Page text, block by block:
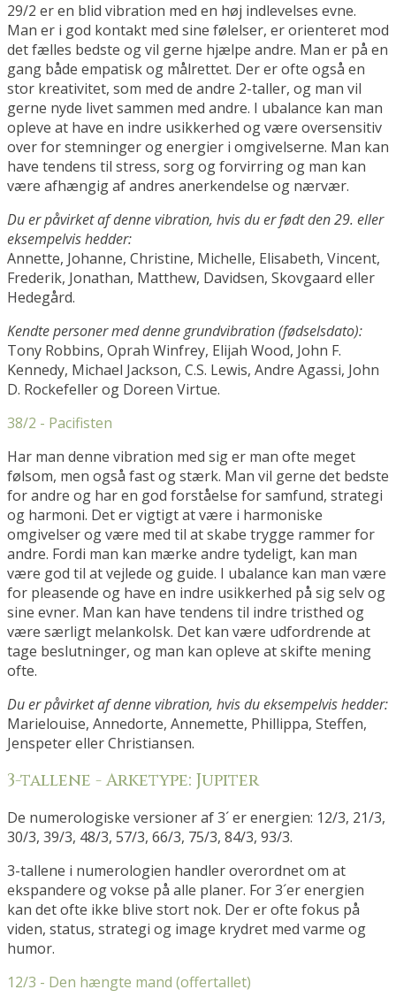
29/2 er en blid vibration med en høj indlevelses evne.
Man er i god kontakt med sine følelser, er orienteret mod
det fælles bedste og vil gerne hjælpe andre. Man er på en
gang både empatisk og målrettet. Der er ofte også en
stor kreativitet, som med de andre 2-taller, og man vil
gerne nyde livet sammen med andre. I ubalance kan man
opleve at have en indre usikkerhed og være oversensitiv
over for stemninger og energier i omgivelserne. Man kan
have tendens til stress, sorg og forvirring og man kan
være afhængig af andres anerkendelse og nærvær.
Du er påvirket af denne vibration, hvis du er født den 29. eller
eksempelvis hedder:
Annette, Johanne, Christine, Michelle, Elisabeth, Vincent,
Frederik, Jonathan, Matthew, Davidsen, Skovgaard eller
Hedegård.
Kendte personer med denne grundvibration (fødselsdato):
Tony Robbins, Oprah Winfrey, Elijah Wood, John F.
Kennedy, Michael Jackson, C.S. Lewis, Andre Agassi, John
D. Rockefeller og Doreen Virtue.
38/2 - Pacifisten
Har man denne vibration med sig er man ofte meget
følsom, men også fast og stærk. Man vil gerne det bedste
for andre og har en god forståelse for samfund, strategi
og harmoni. Det er vigtigt at være i harmoniske
omgivelser og være med til at skabe trygge rammer for
andre. Fordi man kan mærke andre tydeligt, kan man
være god til at vejlede og guide. I ubalance kan man være
for pleasende og have en indre usikkerhed på sig selv og
sine evner. Man kan have tendens til indre tristhed og
være særligt melankolsk. Det kan være udfordrende at
tage beslutninger, og man kan opleve at skifte mening
ofte.
Du er påvirket af denne vibration, hvis du eksempelvis hedder:
Marielouise, Annedorte, Annemette, Phillippa, Steffen,
Jenspeter eller Christiansen.
3-tallene - Arketype: Jupiter
De numerologiske versioner af 3´ er energien: 12/3, 21/3,
30/3, 39/3, 48/3, 57/3, 66/3, 75/3, 84/3, 93/3.
3-tallene i numerologien handler overordnet om at
ekspandere og vokse på alle planer. For 3´er energien
kan det ofte ikke blive stort nok. Der er ofte fokus på
viden, status, strategi og image krydret med varme og
humor.
12/3 - Den hængte mand (offertallet)